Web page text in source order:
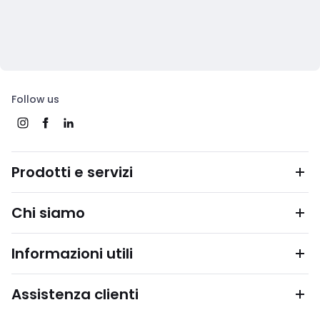
Follow us
Prodotti e servizi
Chi siamo
Informazioni utili
Assistenza clienti